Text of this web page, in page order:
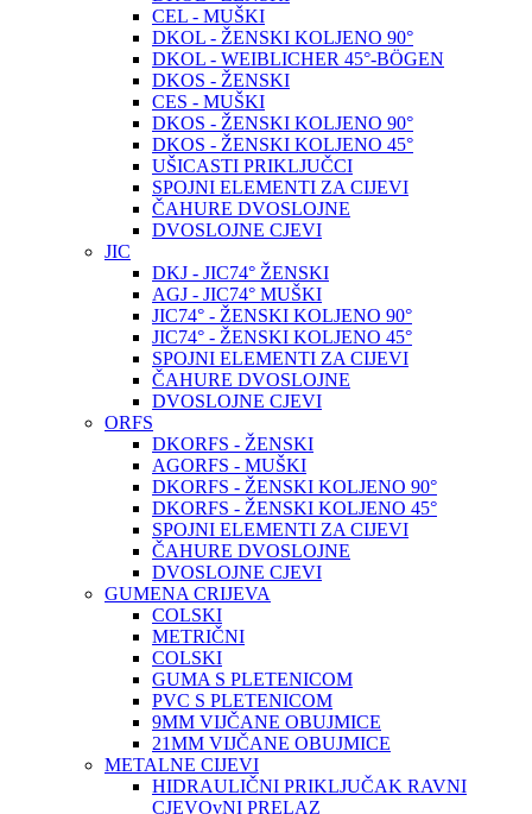
CEL - MUŠKI
DKOL - ŽENSKI KOLJENO 90°
DKOL - WEIBLICHER 45°-BÖGEN
DKOS - ŽENSKI
CES - MUŠKI
DKOS - ŽENSKI KOLJENO 90°
DKOS - ŽENSKI KOLJENO 45°
UŠICASTI PRIKLJUČCI
SPOJNI ELEMENTI ZA CIJEVI
ČAHURE DVOSLOJNE
DVOSLOJNE CJEVI
JIC
DKJ - JIC74° ŽENSKI
AGJ - JIC74° MUŠKI
JIC74° - ŽENSKI KOLJENO 90°
JIC74° - ŽENSKI KOLJENO 45°
SPOJNI ELEMENTI ZA CIJEVI
ČAHURE DVOSLOJNE
DVOSLOJNE CJEVI
ORFS
DKORFS - ŽENSKI
AGORFS - MUŠKI
DKORFS - ŽENSKI KOLJENO 90°
DKORFS - ŽENSKI KOLJENO 45°
SPOJNI ELEMENTI ZA CIJEVI
ČAHURE DVOSLOJNE
DVOSLOJNE CJEVI
GUMENA CRIJEVA
COLSKI
METRIČNI
COLSKI
GUMA S PLETENICOM
PVC S PLETENICOM
9MM VIJČANE OBUJMICE
21MM VIJČANE OBUJMICE
METALNE CIJEVI
HIDRAULIČNI PRIKLJUČAK RAVNI
CJEVOvNI PRELAZ